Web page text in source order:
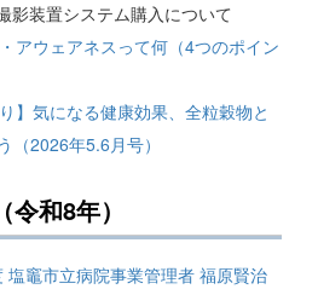
影装置システム購入について
アウェアネスって何（4つのポイン
】気になる健康効果、全粒穀物と
（2026年5.6月号）
和8年）
塩竈市立病院事業管理者 福原賢治